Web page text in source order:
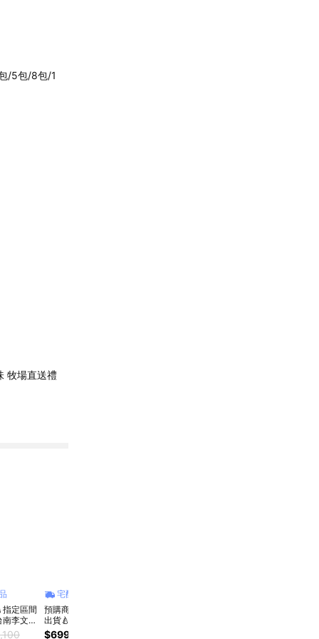
/5包/8包/1
牧場直送禮
指定區間
李文粒
豆文旦
宅配商品
預購商品🍐指定區間
出貨🍐【台南李文粒
果園】麻豆文旦6kg
$699